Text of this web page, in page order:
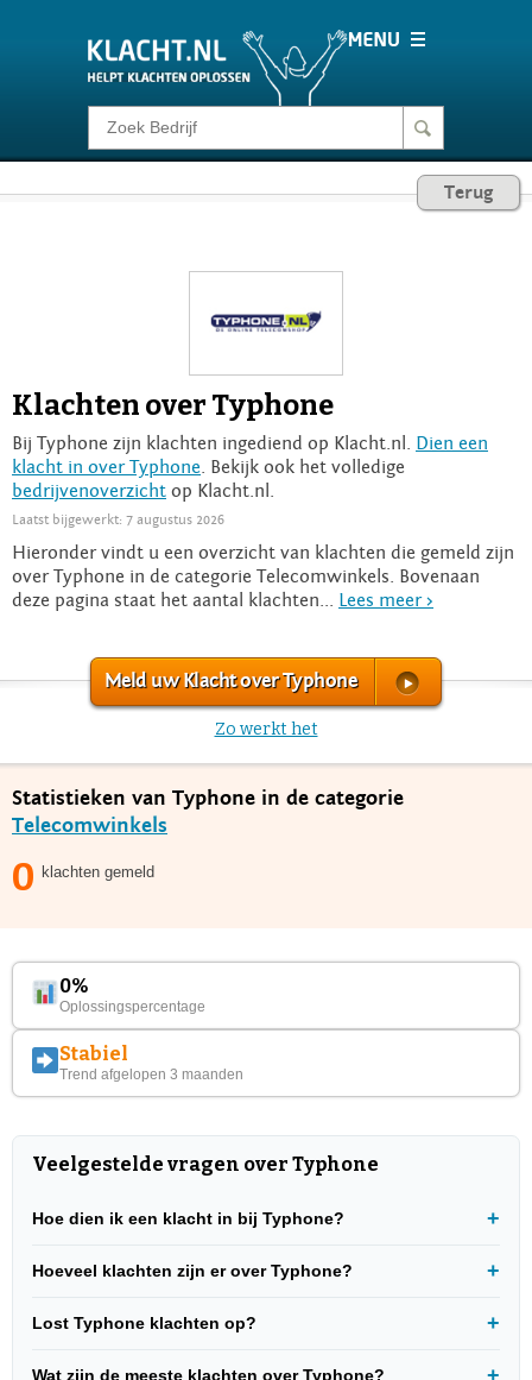
Klacht melden
Login
Terug
Klachten over Typhone
Bij Typhone zijn klachten ingediend op Klacht.nl. Dien een
klacht in over Typhone . Bekijk ook het volledige
bedrijvenoverzicht op Klacht.nl.
Laatst bijgewerkt: 7 augustus 2026
Hieronder vindt u een overzicht van klachten die gemeld zijn
over Typhone in de categorie Telecomwinkels. Bovenaan
deze pagina staat het aantal klachten... Lees meer >
Meld uw Klacht over Typhone
Zo werkt het
Statistieken van Typhone in de categorie
Telecomwinkels
0 klachten gemeld
0%
Oplossingspercentage
Stabiel
Trend afgelopen 3 maanden
Veelgestelde vragen over Typhone
Hoe dien ik een klacht in bij Typhone?
Hoeveel klachten zijn er over Typhone?
Lost Typhone klachten op?
Wat zijn de meeste klachten over Typhone?